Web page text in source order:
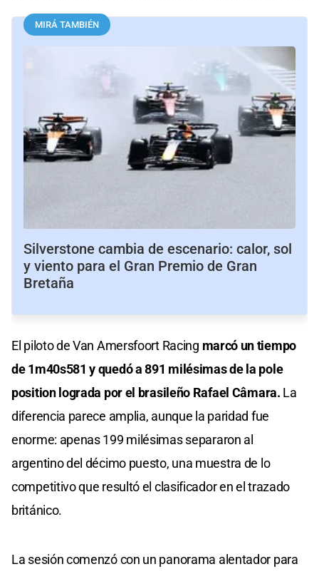
MIRÁ TAMBIÉN
Silverstone cambia de escenario: calor, sol
y viento para el Gran Premio de Gran
Bretaña
El piloto de Van Amersfoort Racing marcó un tiempo
de 1m40s581 y quedó a 891 milésimas de la pole
position lograda por el brasileño Rafael Câmara. La
diferencia parece amplia, aunque la paridad fue
enorme: apenas 199 milésimas separaron al
argentino del décimo puesto, una muestra de lo
competitivo que resultó el clasificador en el trazado
británico.
La sesión comenzó con un panorama alentador para